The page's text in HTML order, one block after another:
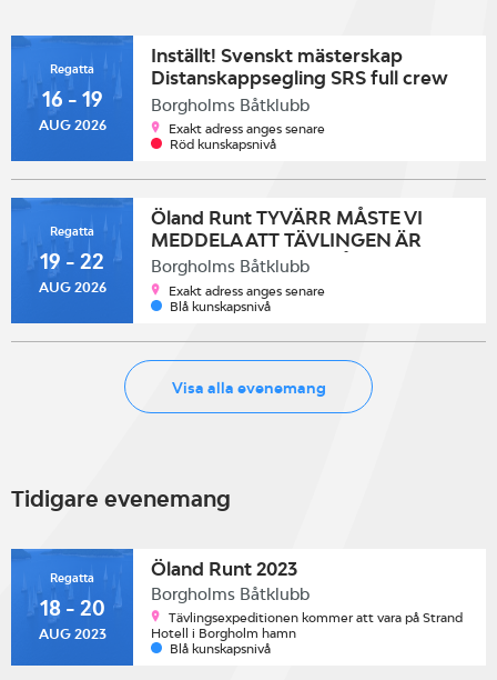
Regatta
16 - 19
AUG 2026
Inställt! Svenskt mästerskap
Distanskappsegling SRS full crew
2026
Borgholms Båtklubb
Exakt adress anges senare
Röd kunskapsnivå
Regatta
19 - 22
AUG 2026
Öland Runt TYVÄRR MÅSTE VI
MEDDELA ATT TÄVLINGEN ÄR
INSTÄLLD PGA DET LÅGA
DELTAGAR ANTALET.
Borgholms Båtklubb
Exakt adress anges senare
Blå kunskapsnivå
Visa alla evenemang
Tidigare evenemang
Regatta
18 - 20
AUG 2023
Öland Runt 2023
Borgholms Båtklubb
Tävlingsexpeditionen kommer att vara på Strand
Hotell i Borgholm hamn
Blå kunskapsnivå